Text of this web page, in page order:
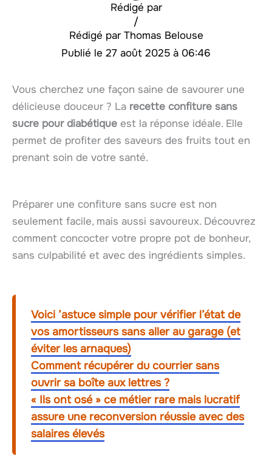
Rédigé par
Thomas Belouse
/
27 août 2025 à 06:46
Vous cherchez une façon saine de savourer une
délicieuse douceur ? La recette confiture sans
sucre pour diabétique est la réponse idéale. Elle
permet de profiter des saveurs des fruits tout en
prenant soin de votre santé.
Préparer une confiture sans sucre est non
seulement facile, mais aussi savoureux. Découvrez
comment concocter votre propre pot de bonheur,
sans culpabilité et avec des ingrédients simples.
Voici ’astuce simple pour vérifier l’état de
vos amortisseurs sans aller au garage (et
éviter les arnaques)
Comment récupérer du courrier sans
ouvrir sa boîte aux lettres ?
« Ils ont osé » ce métier rare mais lucratif
assure une reconversion réussie avec des
salaires élevés